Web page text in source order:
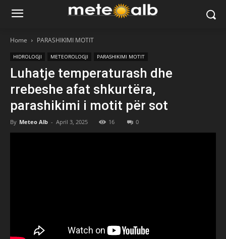
Home PARASHIKIMI MOTIT
HIDROLOGJI METEOROLOGJI PARASHIKIMI MOTIT
Luhatje temperaturash dhe
rrebeshe afat shkurtëra,
parashikimi i motit për sot
By Meteo Alb - April 3, 2025 16 0